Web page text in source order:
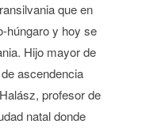
que en
húngaro y hoy se
Hijo mayor de
ascendencia
profesor de
natal donde